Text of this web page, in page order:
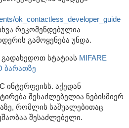
ok_contactless_developer_guide
რეკომენდებულია
გამოყენება უნდა.
სტატიას MIFARE
ბარათზე
ინტერფეისს. აქედან
შესაძლებელია ნებისმიერ
რომლის საშუალებითაც
შესაძლებელი.